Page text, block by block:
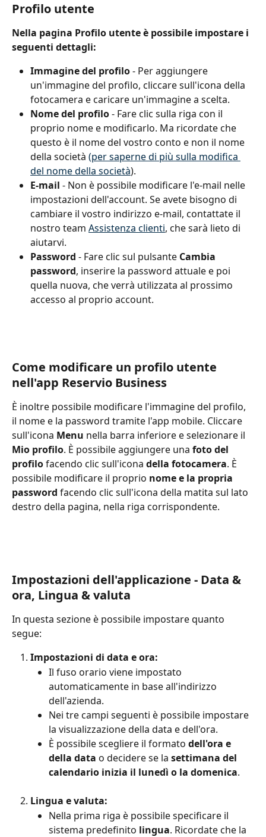
Profilo utente
Nella pagina Profilo utente è possibile impostare i
seguenti dettagli:
Immagine del profilo - Per aggiungere
un'immagine del profilo, cliccare sull'icona della
fotocamera e caricare un'immagine a scelta.
Nome del profilo - Fare clic sulla riga con il
proprio nome e modificarlo. Ma ricordate che
questo è il nome del vostro conto e non il nome
della società (per saperne di più sulla modifica
del nome della società).
E-mail - Non è possibile modificare l'e-mail nelle
impostazioni dell'account. Se avete bisogno di
cambiare il vostro indirizzo e-mail, contattate il
nostro team Assistenza clienti, che sarà lieto di
aiutarvi.
Password - Fare clic sul pulsante Cambia
password, inserire la password attuale e poi
quella nuova, che verrà utilizzata al prossimo
accesso al proprio account.
Come modificare un profilo utente
nell'app Reservio Business
È inoltre possibile modificare l'immagine del profilo,
il nome e la password tramite l'app mobile. Cliccare
sull'icona Menu nella barra inferiore e selezionare il
Mio profilo. È possibile aggiungere una foto del
profilo facendo clic sull'icona della fotocamera. È
possibile modificare il proprio nome e la propria
password facendo clic sull'icona della matita sul lato
destro della pagina, nella riga corrispondente.
Impostazioni dell'applicazione - Data &
ora, Lingua & valuta
In questa sezione è possibile impostare quanto
segue:
Impostazioni di data e ora:
Il fuso orario viene impostato
automaticamente in base all'indirizzo
dell'azienda.
Nei tre campi seguenti è possibile impostare
la visualizzazione della data e dell'ora.
È possibile scegliere il formato dell'ora e
della data o decidere se la settimana del
calendario inizia il lunedì o la domenica.
Lingua e valuta:
Nella prima riga è possibile specificare il
sistema predefinito lingua. Ricordate che la